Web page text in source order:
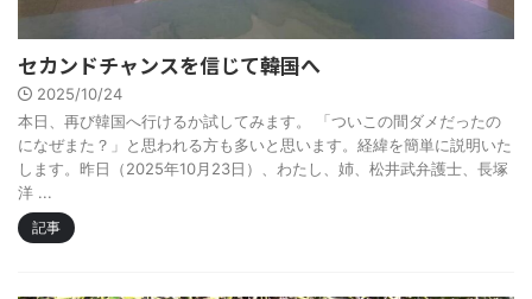
セカンドチャンスを信じて――韓国へ
2025/10/24
本日、再び韓国へ行けるか試してみます。 「ついこの間ダメだったの
になぜまた？」と思われる方も多いと思います。経緯を簡単に説明いた
します。昨日（2025年10月23日）、わたし、姉、松井武弁護士、長塚
洋 ...
記事